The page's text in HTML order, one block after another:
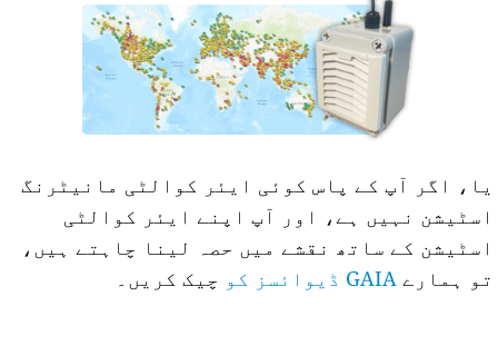
یا، اگر آپ کے پاس کوئی ایئر کوالٹی مانیٹرنگ
اسٹیشن نہیں ہے، اور آپ اپنے ایئر کوالٹی
اسٹیشن کے ساتھ نقشے میں حصہ لینا چاہتے ہیں،
تو ہمارے GAIA ڈیوائسز کو چیک کریں۔